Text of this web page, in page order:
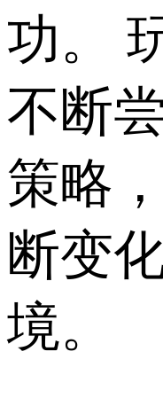
功。
不断
策略
断变
境。